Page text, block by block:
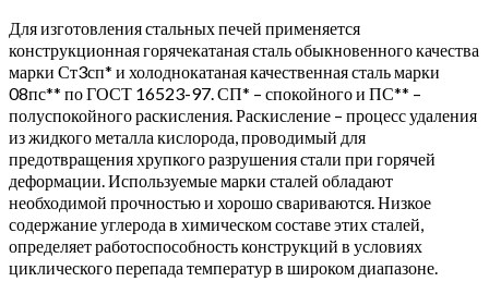
Для изготовления стальных печей применяется
конструкционная горячекатаная сталь обыкновенного качества
марки Ст3сп* и холоднокатаная качественная сталь марки
08пс** по ГОСТ 16523-97. СП* – спокойного и ПС** –
полуспокойного раскисления. Раскисление – процесс удаления
из жидкого металла кислорода, проводимый для
предотвращения хрупкого разрушения стали при горячей
деформации. Используемые марки сталей обладают
необходимой прочностью и хорошо свариваются. Низкое
содержание углерода в химическом составе этих сталей,
определяет работоспособность конструкций в условиях
циклического перепада температур в широком диапазоне.